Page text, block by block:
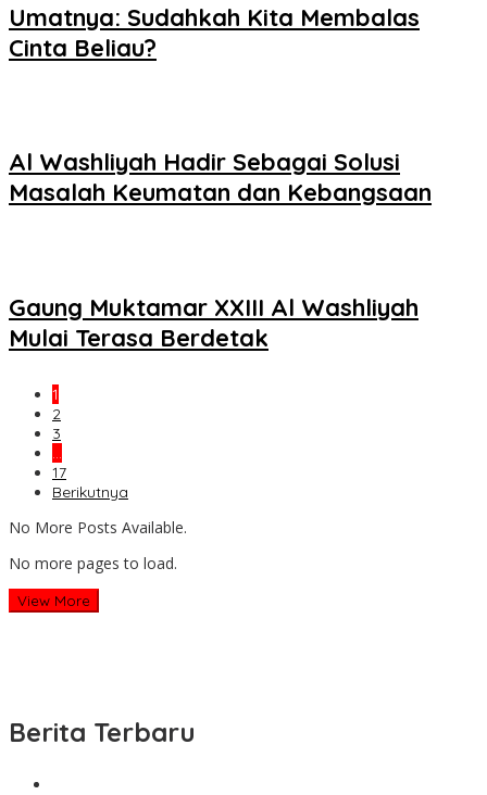
Umatnya: Sudahkah Kita Membalas
Cinta Beliau?
Al Washliyah Hadir Sebagai Solusi
Masalah Keumatan dan Kebangsaan
Gaung Muktamar XXIII Al Washliyah
Mulai Terasa Berdetak
1
2
3
…
17
Berikutnya
No More Posts Available.
No more pages to load.
View More
Berita Terbaru